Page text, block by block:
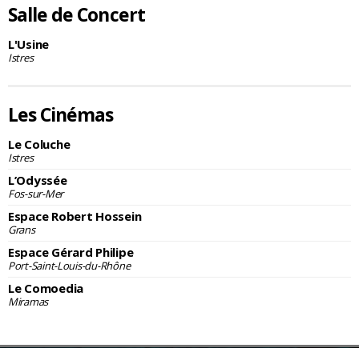
Salle de Concert
L'Usine
Istres
Les Cinémas
Le Coluche
Istres
L’Odyssée
Fos-sur-Mer
Espace Robert Hossein
Grans
Espace Gérard Philipe
Port-Saint-Louis-du-Rhône
Le Comoedia
Miramas